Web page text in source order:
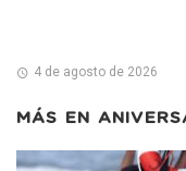
4 de agosto de 2026
MÁS EN